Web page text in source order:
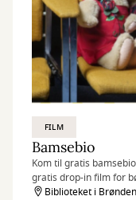
FILM
Bamsebio
Kom til gratis
gratis drop-in film for
Biblioteket i Brønden